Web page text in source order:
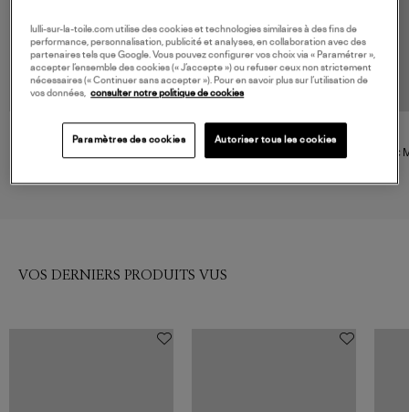
CLARIS VIROT GANNI
Sac
VOS DERNIERS PRODUITS VUS
lulli-sur-la-toile.com utilise des cookies et technologies similaires à des fins de
performance, personnalisation, publicité et analyses, en collaboration avec des
partenaires tels que Google. Vous pouvez configurer vos choix via « Paramétrer »,
accepter l’ensemble des cookies (« J’accepte ») ou refuser ceux non strictement
nécessaires (« Continuer sans accepter »). Pour en savoir plus sur l’utilisation de
vos données, consulter notre politique de cookies
Paramètres des cookies Autoriser tous les cookies